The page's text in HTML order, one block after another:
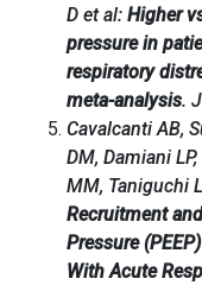
D et al: Higher
pressure in
respiratory
meta-analysis.
Cavalcanti AB,
DM, Damiani
MM, Taniguchi
Recruitment
Pressure
With Acute